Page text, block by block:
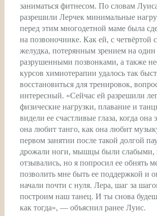
заниматься фитнесом. По словам
разрешили Лерчек минимальные
перед этим многодетной маме была
на позвоночнике. Как ей, с четвёртой
желудка, потерянным зрением на один
разрушенными позвонками, а также
курсов химиотерапии удалось так
восстановиться для тренировок,
интересный. «Сейчас ей разрешили
физические нагрузки, плавание и
видели ее счастливые глаза, когда она
она любит танго, как она любит
первом занятии после такой долгой
дрожали ноги, мышцы были слабыми,
отзывались, но я попросил ее обнять
позволить мне быть ее поддержкой и
начали почти с нуля. Лера, шаг за
построим наш танец. И ты снова
как тогда», — объяснил ранее Луис.